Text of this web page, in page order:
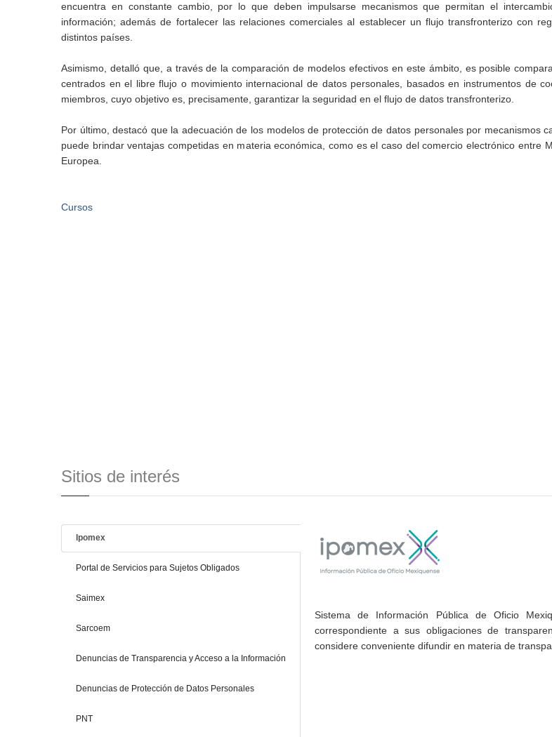
encuentra en constante cambio, por lo que deben impulsarse mecanismos que permitan el
información; además de fortalecer las relaciones comerciales al establecer un flujo transfronterizo con
distintos países.
Asimismo, detalló que, a través de la comparación de modelos efectivos en este ámbito, es posible
centrados en el libre flujo o movimiento internacional de datos personales, basados en instrumentos de
miembros, cuyo objetivo es, precisamente, garantizar la seguridad en el flujo de datos transfronterizo.
Por último, destacó que la adecuación de los modelos de protección de datos personales por mecanismos
puede brindar ventajas competidas en materia económica, como es el caso del comercio electrónico entre
Europea.
Cursos
Sitios de interés
Ipomex
Portal de Servicios para Sujetos Obligados
Saimex
Sarcoem
Denuncias de Transparencia y Acceso a la Información
Denuncias de Protección de Datos Personales
PNT
Sistema de Información Pública de Oficio
correspondiente a sus obligaciones de
considere conveniente difundir en materia de